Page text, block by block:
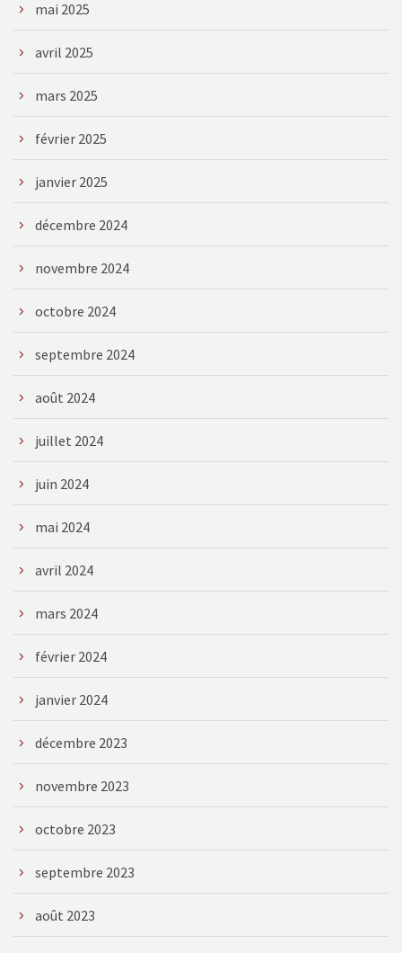
mai 2025
avril 2025
mars 2025
février 2025
janvier 2025
décembre 2024
novembre 2024
octobre 2024
septembre 2024
août 2024
juillet 2024
juin 2024
mai 2024
avril 2024
mars 2024
février 2024
janvier 2024
décembre 2023
novembre 2023
octobre 2023
septembre 2023
août 2023